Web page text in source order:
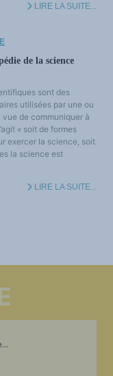
LIRE LA SUITE...
de la science
sont des
utilisées par une ou
de communiquer à
« soit de formes
exercer la science, soit
la science est
LIRE LA SUITE...